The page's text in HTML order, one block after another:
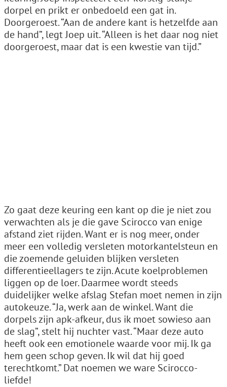
dorpel en prikt er onbedoeld een gat in.
Doorgeroest. “Aan de andere kant is hetzelfde aan
de hand”, legt Joep uit. “Alleen is het daar nog niet
doorgeroest, maar dat is een kwestie van tijd.”
Zo gaat deze keuring een kant op die je niet zou
verwachten als je die gave Scirocco van enige
afstand ziet rijden. Want er is nog meer, onder
meer een volledig versleten motorkantelsteun en
die zoemende geluiden blijken versleten
differentieellagers te zijn. Acute koelproblemen
liggen op de loer. Daarmee wordt steeds
duidelijker welke afslag Stefan moet nemen in zijn
autokeuze. “Ja, werk aan de winkel. Want die
dorpels zijn apk-afkeur, dus ik moet sowieso aan
de slag”, stelt hij nuchter vast. “Maar deze auto
heeft ook een emotionele waarde voor mij. Ik ga
hem geen schop geven. Ik wil dat hij goed
terechtkomt.” Dat noemen we ware Scirocco-
liefde!